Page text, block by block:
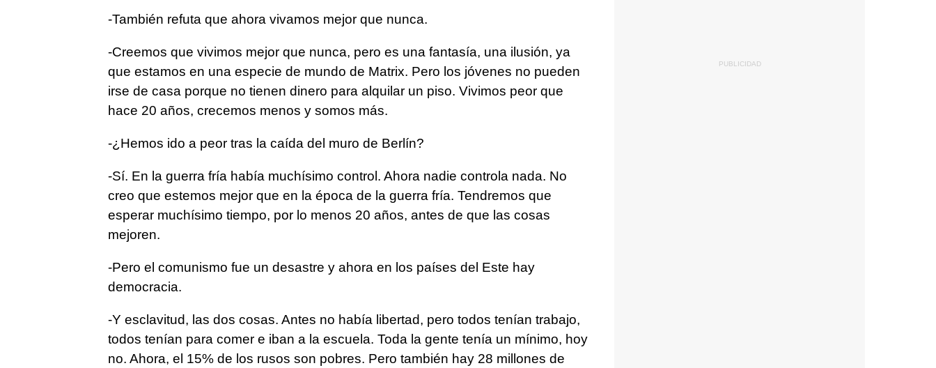
-También refuta que ahora vivamos mejor que nunca.
-Creemos que vivimos mejor que nunca, pero es una fantasía, una ilusión, ya
que estamos en una especie de mundo de Matrix. Pero los jóvenes no pueden
irse de casa porque no tienen dinero para alquilar un piso. Vivimos peor que
hace 20 años, crecemos menos y somos más.
-¿Hemos ido a peor tras la caída del muro de Berlín?
-Sí. En la guerra fría había muchísimo control. Ahora nadie controla nada. No
creo que estemos mejor que en la época de la guerra fría. Tendremos que
esperar muchísimo tiempo, por lo menos 20 años, antes de que las cosas
mejoren.
-Pero el comunismo fue un desastre y ahora en los países del Este hay
democracia.
-Y esclavitud, las dos cosas. Antes no había libertad, pero todos tenían trabajo,
todos tenían para comer e iban a la escuela. Toda la gente tenía un mínimo, hoy
no. Ahora, el 15% de los rusos son pobres. Pero también hay 28 millones de